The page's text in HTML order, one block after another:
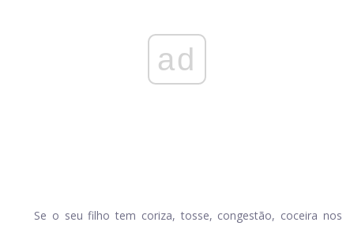
ad
Se o seu filho tem coriza, tosse, congestão, coceira nos